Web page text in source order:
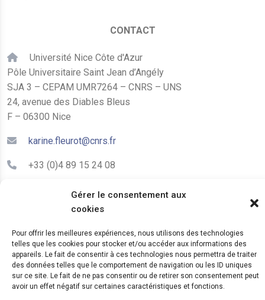
Gérer le consentement aux
cookies
Pour offrir les meilleures expériences, nous utilisons des technologies
telles que les cookies pour stocker et/ou accéder aux informations des
appareils. Le fait de consentir à ces technologies nous permettra de traiter
des données telles que le comportement de navigation ou les ID uniques
sur ce site. Le fait de ne pas consentir ou de retirer son consentement peut
avoir un effet négatif sur certaines caractéristiques et fonctions.
CONTACT
Université Nice Côte d'Azur
Pôle Universitaire Saint Jean d’Angély
SJA 3 – CEPAM UMR7264 – CNRS – UNS
24, avenue des Diables Bleus
F – 06300 Nice
karine.fleurot@cnrs.fr
+33 (0)4 89 15 24 08
LE CEPAM EST HÉBERGÉ PAR